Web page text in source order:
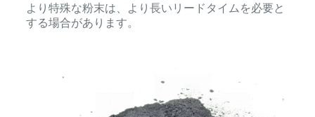
より特殊な粉末は、より長いリードタイムを必要と
する場合があります。